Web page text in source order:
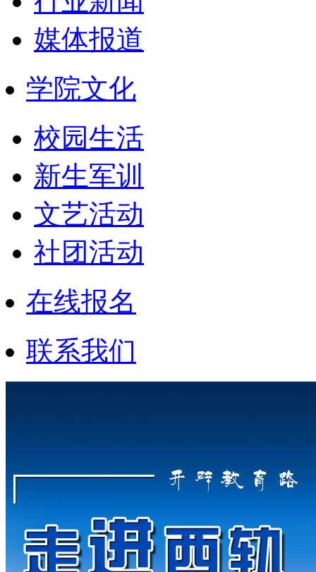
媒体报道
学院文化
校园生活
新生军训
文艺活动
社团活动
在线报名
联系我们